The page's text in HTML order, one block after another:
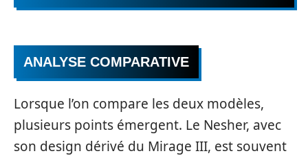
ANALYSE COMPARATIVE
Lorsque l’on compare les deux modèles,
plusieurs points émergent. Le Nesher, avec
son design dérivé du Mirage III, est souvent